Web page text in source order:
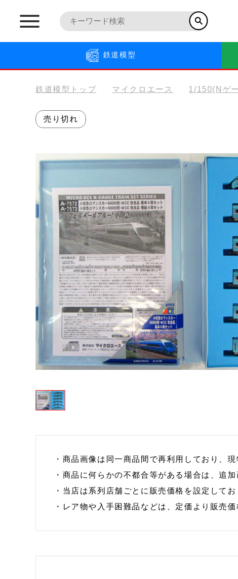
鉄道模型
鉄道模型トップ マイクロエース 1/150(Nゲ
売り切れ
・商品画像は同一商品間で再利用しており、
・商品に何らかの不都合等がある場合は、追
・当店は系列店舗ごとに販売価格を設定して
・レア物や入手困難品などは、定価より販売